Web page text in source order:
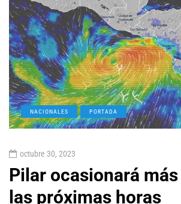
NACIONALES PORTADA
octubre 30, 2023
Pilar ocasionará
las próximas horas